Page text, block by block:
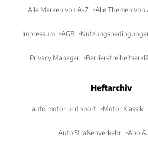
Alle Marken von A-Z Alle Themen von
Impressum AGB
Privacy Manager
Heftarchiv
auto motor und sport Motor Klassik
Auto Straßenverkehr Abo &